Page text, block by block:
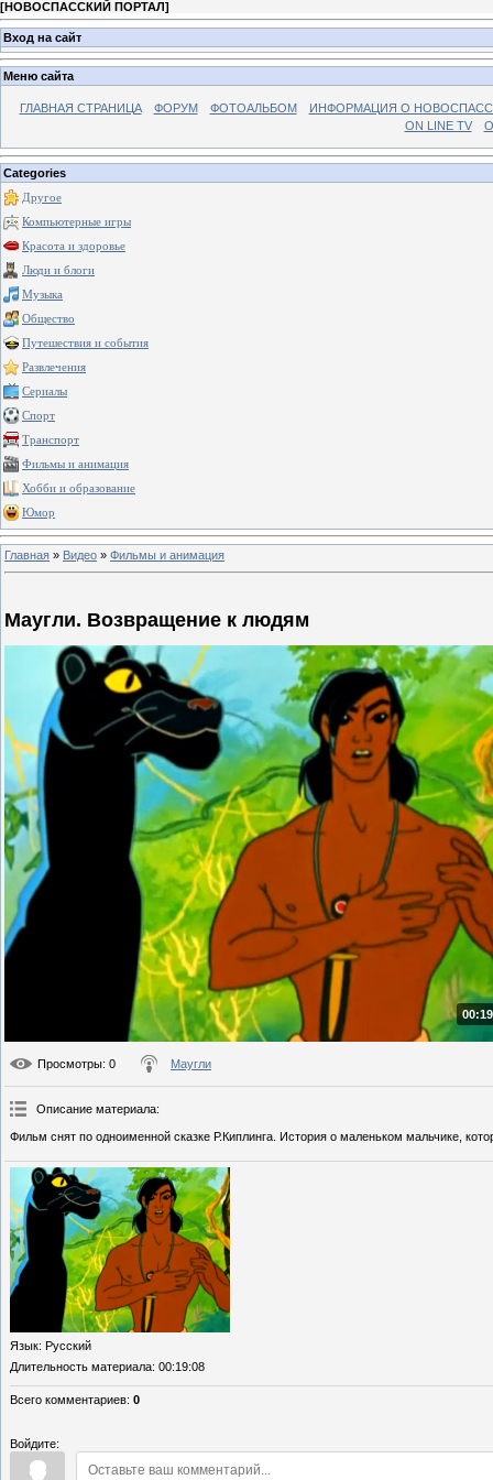
[НОВОСПАССКИЙ ПОРТАЛ]
Вход на сайт
Меню сайта
ГЛАВНАЯ СТРАНИЦА ФОРУМ ФОТОАЛЬБОМ
ИНФОРМАЦИЯ О
ON LINE TV
Categories
Другое
Компьютерные игры
Красота и здоровье
Люди и блоги
Музыка
Общество
Путешествия и события
Развлечения
Сериалы
Спорт
Транспорт
Фильмы и анимация
Хобби и образование
Юмор
Главная » Видео » Фильмы и анимация
Маугли. Возвращение к людям
Просмотры: 0 Маугли
Описание материала:
Фильм снят по одноименной сказке Р.Киплинга. История о маленьком мальчике,
Язык: Русский
Длительность материала: 00:19:08
Всего комментариев: 0
Войдите: